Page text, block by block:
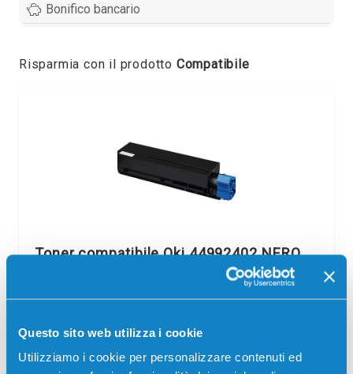
Questo sito web utilizza i cookie
Utilizziamo i cookie per personalizzare contenuti ed
Bonifico bancario
Risparmia con il prodotto Compatibile
Toner compatibile Oki 44992402 NERO
Codice:44992402.C
Toner compatibile Oki 44992402 NERO 2500 pagine per